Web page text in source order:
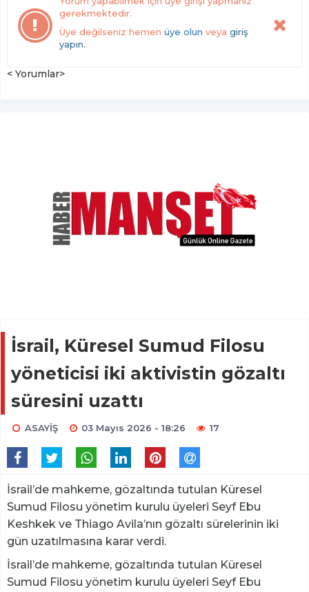
gerekmektedir.
Üye değilseniz hemen üye olun veya giriş
yapın..
< Yorumlar>
İsrail, Küresel Sumud Filosu
yöneticisi iki aktivistin gözaltı
süresini uzattı
ASAYİŞ 03 Mayıs 2026 - 18:26 17
İsrail’de mahkeme, gözaltında tutulan Küresel
Sumud Filosu yönetim kurulu üyeleri Seyf Ebu
Keshkek ve Thiago Avila’nın gözaltı sürelerinin iki
gün uzatılmasına karar verdi.
İsrail’de mahkeme, gözaltında tutulan Küresel
Sumud Filosu yönetim kurulu üyeleri Seyf Ebu